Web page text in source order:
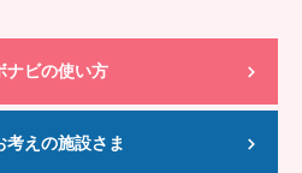
ナビの使い方
考えの施設さま